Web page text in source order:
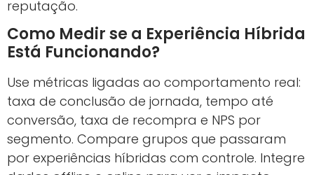
reputação.
Como Medir se a Experiência Híbrida
Está Funcionando?
Use métricas ligadas ao comportamento real:
taxa de conclusão de jornada, tempo até
conversão, taxa de recompra e NPS por
segmento. Compare grupos que passaram
por experiências híbridas com controle. Integre